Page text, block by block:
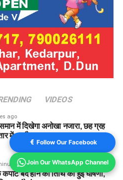
VIDEOS
ago
में दिखेगा अनोखा नजारा, छह ग्रह
में आएंगे नजर
ago
बंद होने की तिथि की हुई घोषणा,
Follow Our Facebook
Join Our WhatsApp Channel